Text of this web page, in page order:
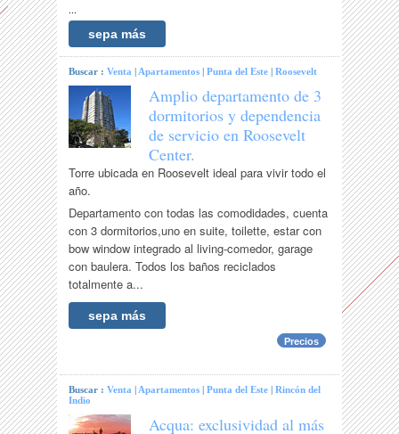
...
sepa más
Buscar :Venta |Apartamentos |Punta del Este |Roosevelt
Amplio departamento de 3
dormitorios y dependencia
de servicio en Roosevelt
Center.
Torre ubicada en Roosevelt ideal para vivir todo el
año.
Departamento con todas las comodidades, cuenta
con 3 dormitorios,uno en suite, toilette, estar con
bow window integrado al living-comedor, garage
con baulera. Todos los baños reciclados
totalmente a...
sepa más
Precios
Buscar :Venta |Apartamentos |Punta del Este |Rincón del
Indio
Acqua: exclusividad al más